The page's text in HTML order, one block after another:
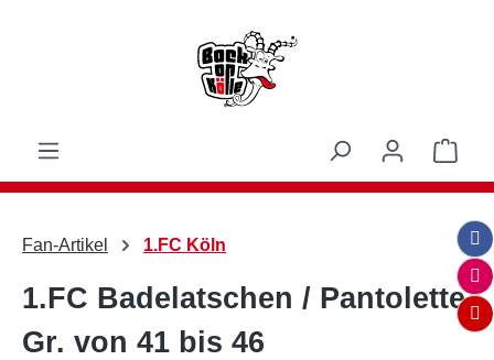
Fan-Artikel 1.FC Köln
1.FC Badelatschen / Pantolette
Gr. von 41 bis 46